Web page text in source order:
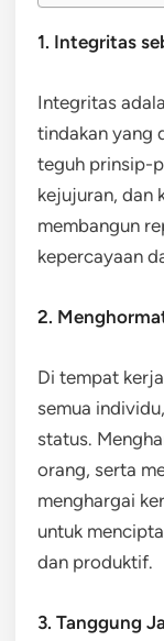
1. Integritas
Integritas
tindakan yang
teguh prinsip-
kejujuran, dan
membangun
kepercayaan
2.
Di tempat
semua
status.
orang, serta
menghargai
untuk
dan produktif.
3. Tanggung